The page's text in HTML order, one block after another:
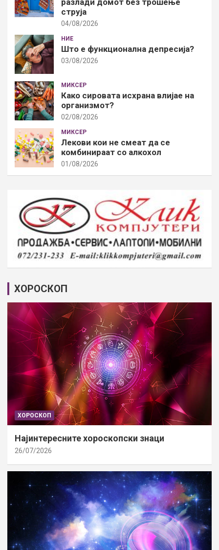
струја
04/08/2026
НИЕ
Што е функционална депресија?
03/08/2026
МИКСЕР
Како сировата исхрана влијае на
организмот?
02/08/2026
МИКСЕР
Лекови кои не смеат да се
комбинираат со алкохол
01/08/2026
ХОРОСКОП
ХОРОСКОП
Најинтересните хороскопски знаци
26/07/2026